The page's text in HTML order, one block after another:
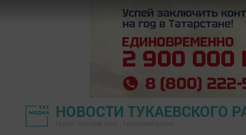
НОВОСТИ ТУКАЕВСКОГО